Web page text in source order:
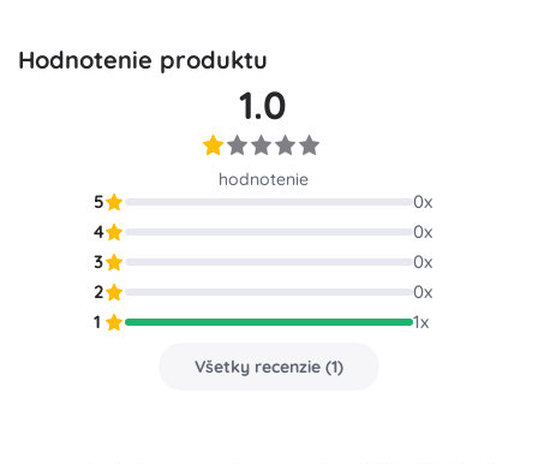
Hodnotenie produktu
1.0
hodnotenie
5 0x
4
0x
3
0x
2
0x
1
1x
Všetky recenzie (1)